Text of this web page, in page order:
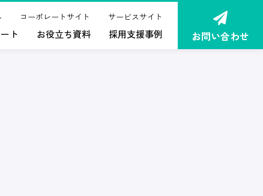
コーポレートサイト サービスサイト
ト お役立ち資料 採用支援事例 お問い合わせ